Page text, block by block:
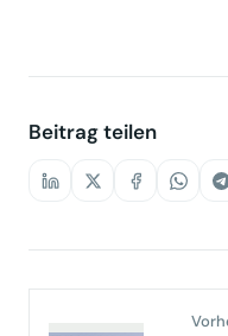
Beitrag teilen